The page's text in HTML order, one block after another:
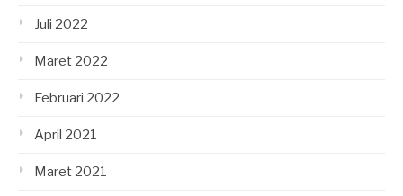
Juli 2022
Maret 2022
Februari 2022
April 2021
Maret 2021